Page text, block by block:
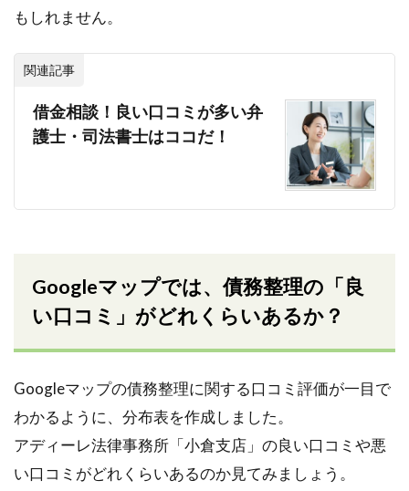
もしれません。
関連記事
借金相談！良い口コミが多い弁
護士・司法書士はココだ！
Googleマップでは、債務整理の「良
い口コミ」がどれくらいあるか？
Googleマップの債務整理に関する口コミ評価が一目で
わかるように、分布表を作成しました。
アディーレ法律事務所「小倉支店」の良い口コミや悪
い口コミがどれくらいあるのか見てみましょう。